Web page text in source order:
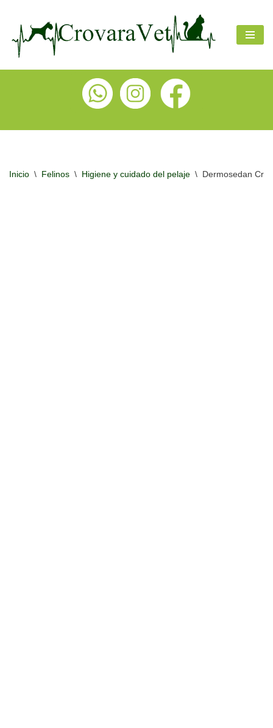
Inicio \ Felinos \ Higiene y cuidado del pelaje \ Dermosedan